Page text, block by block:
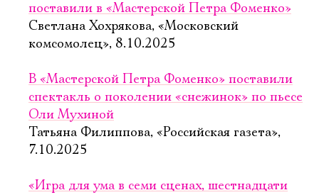
поставили в «Мастерской Петра Фоменко»
Светлана Хохрякова, «Московский
комсомолец», 8.10.2025
В «Мастерской Петра Фоменко» поставили
спектакль о поколении «снежинок» по пьесе
Оли Мухиной
Татьяна Филиппова, «Российская газета»,
7.10.2025
«Игра для ума в семи сценах, шестнадцати